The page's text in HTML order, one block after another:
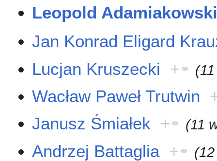
Leopold
Jan Konrad Eligard
Lucjan Kruszecki
+
Wacław Paweł Trutwin
Janusz Śmiałek + (11
Andrzej Battaglia +